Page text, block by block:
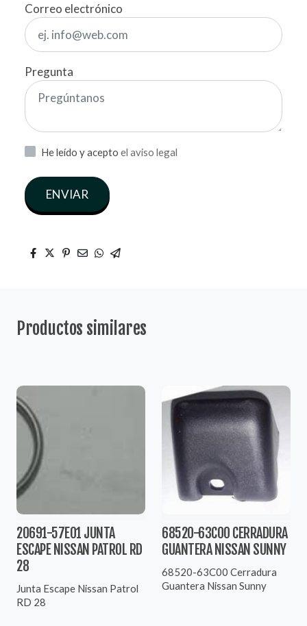
Correo electrónico
Pregunta
He leído y acepto el aviso legal
ENVIAR
Productos similares
20691-57E01 JUNTA
ESCAPE NISSAN PATROL RD
28
Junta Escape Nissan Patrol
RD 28
68520-63C00 CERRADURA
GUANTERA NISSAN SUNNY
68520-63C00 Cerradura
Guantera Nissan Sunny